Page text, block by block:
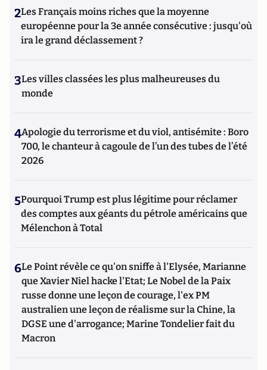
2Les Français moins riches que la moyenne
européenne pour la 3e année consécutive : jusqu'où
ira le grand déclassement ?
3Les villes classées les plus malheureuses du
monde
4Apologie du terrorisme et du viol, antisémite : Boro
700, le chanteur à cagoule de l’un des tubes de l’été
2026
5Pourquoi Trump est plus légitime pour réclamer
des comptes aux géants du pétrole américains que
Mélenchon à Total
6Le Point révèle ce qu'on sniffe à l'Elysée, Marianne
que Xavier Niel hacke l'Etat; Le Nobel de la Paix
russe donne une leçon de courage, l'ex PM
australien une leçon de réalisme sur la Chine, la
DGSE une d'arrogance; Marine Tondelier fait du
Macron